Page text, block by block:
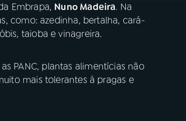
Embrapa, Nuno Madeira. Na
como: azedinha, bertalha, cará-
taioba e vinagreira.
PANC, plantas alimentícias não
mais tolerantes à pragas e